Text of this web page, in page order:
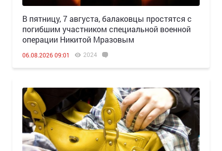
В пятницу, 7 августа, балаковцы простятся с
погибшим участником специальной военной
операции Никитой Мразовым
06.08.2026 09:01 2024